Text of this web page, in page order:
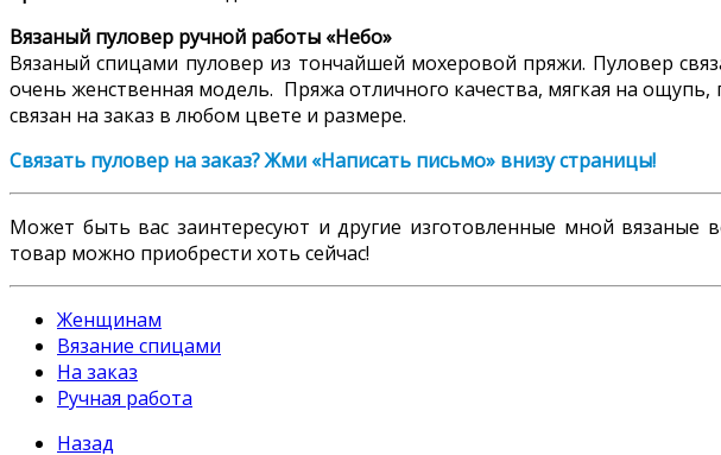
Вязаный пуловер ручной работы «Небо»
Вязаный спицами пуловер из тончайшей мохеровой пряжи. Пуловер
очень женственная модель. Пряжа отличного качества, мягкая на
связан на заказ в любом цвете и размере.
Связать пуловер на заказ? Жми «Написать письмо» внизу страницы!
Может быть вас заинтересуют и другие изготовленные мной вязаные
товар можно приобрести хоть сейчас!
Женщинам
Вязание спицами
На заказ
Ручная работа
Назад